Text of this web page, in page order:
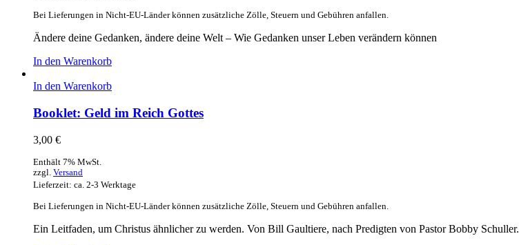
Bei Lieferungen in Nicht-EU-Länder können zusätzliche Zölle, Steuern und Gebühren anfallen.
Ändere deine Gedanken, ändere deine Welt – Wie Gedanken unser Leben verändern können
In den Warenkorb
In den Warenkorb
Booklet: Geld im Reich Gottes
3,00 €
Enthält 7% MwSt.
zzgl. Versand
Lieferzeit: ca. 2-3 Werktage
Bei Lieferungen in Nicht-EU-Länder können zusätzliche Zölle, Steuern und Gebühren anfallen.
Ein Leitfaden, um Christus ähnlicher zu werden. Von Bill Gaultiere, nach Predigten von Pastor Bobby Schuller.